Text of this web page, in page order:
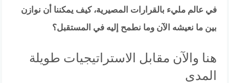
في عالم مليء بالقرارات المصيرية، كيف يمكننا أن نوازن
بين ما نعيشه الآن وما نطمح إليه في المستقبل؟
هنا والآن مقابل الاستراتيجيات طويلة
المدى